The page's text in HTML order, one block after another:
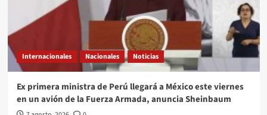
Internacionales Nacionales Noticias
Ex primera ministra de Perú llegará a México este viernes
en un avión de la Fuerza Armada, anuncia Sheinbaum